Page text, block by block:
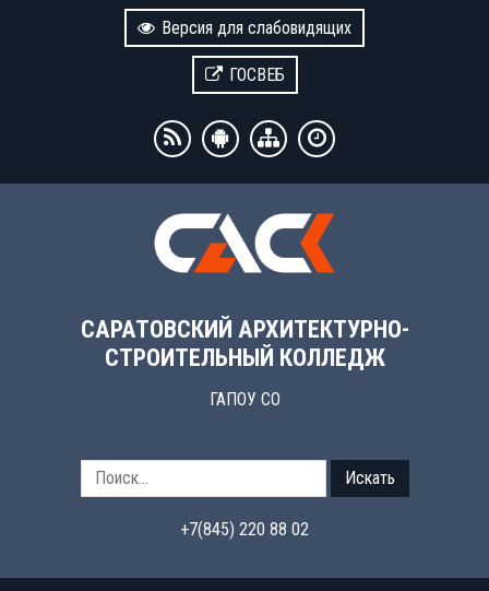
Версия для слабовидящих
ГОСВЕБ
САРАТОВСКИЙ АРХИТЕКТУРНО-
СТРОИТЕЛЬНЫЙ КОЛЛЕДЖ
ГАПОУ СО
Искать
+7(845) 220 88 02